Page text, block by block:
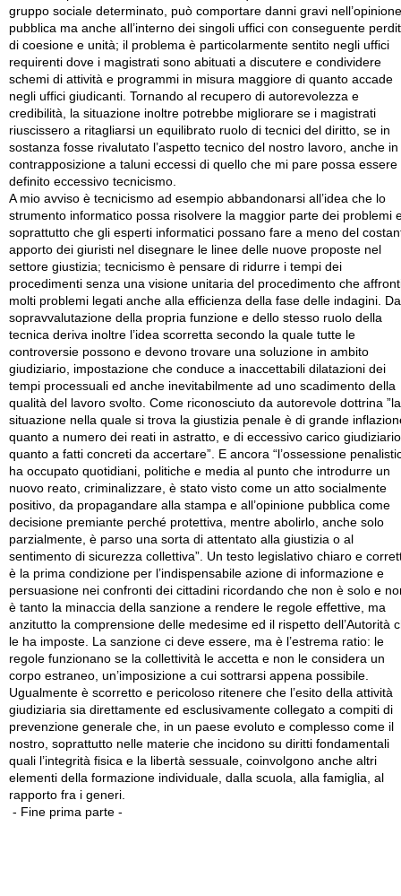
gruppo sociale determinato, può comportare danni gravi nell’opinione
pubblica ma anche all’interno dei singoli uffici con conseguente
di coesione e unità; il problema è particolarmente sentito negli uffici
requirenti dove i magistrati sono abituati a discutere e condividere
schemi di attività e programmi in misura maggiore di quanto accade
negli uffici giudicanti. Tornando al recupero di autorevolezza e
credibilità, la situazione inoltre potrebbe migliorare se i magistrati
riuscissero a ritagliarsi un equilibrato ruolo di tecnici del diritto, se in
sostanza fosse rivalutato l’aspetto tecnico del nostro lavoro, anche in
contrapposizione a taluni eccessi di quello che mi pare possa essere
definito eccessivo tecnicismo.
A mio avviso è tecnicismo ad esempio abbandonarsi all’idea che lo
strumento informatico possa risolvere la maggior parte dei problemi
soprattutto che gli esperti informatici possano fare a meno del
apporto dei giuristi nel disegnare le linee delle nuove proposte nel
settore giustizia; tecnicismo è pensare di ridurre i tempi dei
procedimenti senza una visione unitaria del procedimento che
molti problemi legati anche alla efficienza della fase delle indagini.
sopravvalutazione della propria funzione e dello stesso ruolo della
tecnica deriva inoltre l’idea scorretta secondo la quale tutte le
controversie possono e devono trovare una soluzione in ambito
giudiziario, impostazione che conduce a inaccettabili dilatazioni dei
tempi processuali ed anche inevitabilmente ad uno scadimento della
qualità del lavoro svolto. Come riconosciuto da autorevole dottrina ”la
situazione nella quale si trova la giustizia penale è di grande
quanto a numero dei reati in astratto, e di eccessivo carico giudiziario
quanto a fatti concreti da accertare”. E ancora “l’ossessione
ha occupato quotidiani, politiche e media al punto che introdurre un
nuovo reato, criminalizzare, è stato visto come un atto socialmente
positivo, da propagandare alla stampa e all’opinione pubblica come
decisione premiante perché protettiva, mentre abolirlo, anche solo
parzialmente, è parso una sorta di attentato alla giustizia o al
sentimento di sicurezza collettiva”. Un testo legislativo chiaro e
è la prima condizione per l’indispensabile azione di informazione e
persuasione nei confronti dei cittadini ricordando che non è solo e
è tanto la minaccia della sanzione a rendere le regole effettive, ma
anzitutto la comprensione delle medesime ed il rispetto dell’Autorità
le ha imposte. La sanzione ci deve essere, ma è l’estrema ratio: le
regole funzionano se la collettività le accetta e non le considera un
corpo estraneo, un’imposizione a cui sottrarsi appena possibile.
Ugualmente è scorretto e pericoloso ritenere che l’esito della attività
giudiziaria sia direttamente ed esclusivamente collegato a compiti di
prevenzione generale che, in un paese evoluto e complesso come il
nostro, soprattutto nelle materie che incidono su diritti fondamentali
quali l’integrità fisica e la libertà sessuale, coinvolgono anche altri
elementi della formazione individuale, dalla scuola, alla famiglia, al
rapporto fra i generi.
- Fine prima parte -